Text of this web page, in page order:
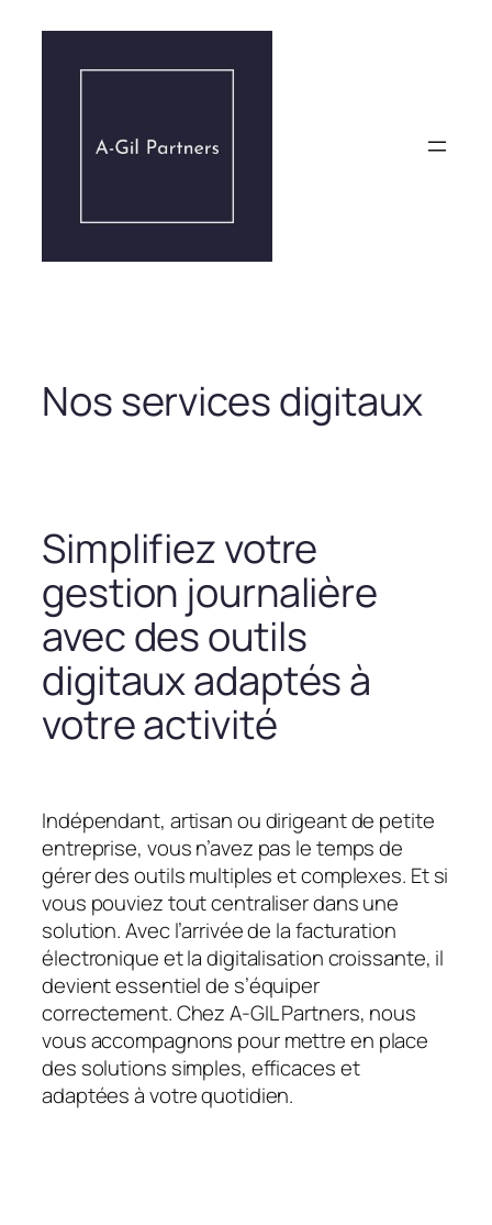
contenu
Nos services digitaux
Simplifiez votre
gestion journalière
avec des outils
digitaux adaptés à
votre activité
Indépendant, artisan ou dirigeant de petite
entreprise, vous n’avez pas le temps de
gérer des outils multiples et complexes. Et si
vous pouviez tout centraliser dans une
solution. Avec l’arrivée de la facturation
électronique et la digitalisation croissante, il
devient essentiel de s’équiper
correctement. Chez A-GIL Partners, nous
vous accompagnons pour mettre en place
des solutions simples, efficaces et
adaptées à votre quotidien.